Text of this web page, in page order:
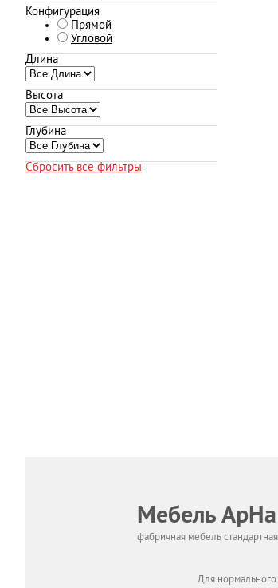
Конфигурация
Прямой
Угловой
Длина
Высота
Глубина
Сбросить все фильтры
Мебель АрНа
фабричная мебель
Для